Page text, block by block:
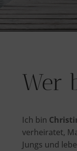
Wer
Ich bin
verheiratet,
Jungs und